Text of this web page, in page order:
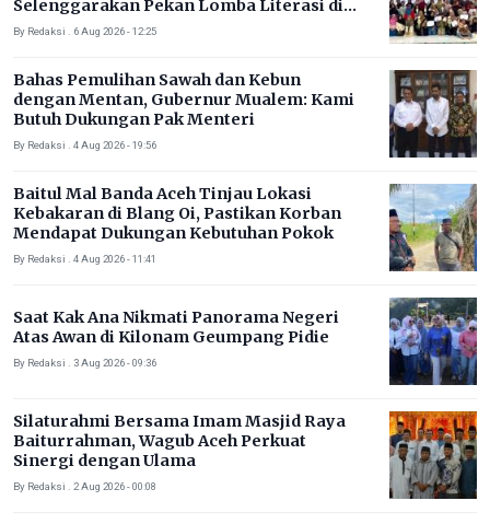
Selenggarakan Pekan Lomba Literasi di
Gampong Rhieng Blang
By Redaksi . 6 Aug 2026 - 12:25
Bahas Pemulihan Sawah dan Kebun
dengan Mentan, Gubernur Mualem: Kami
Butuh Dukungan Pak Menteri
By Redaksi . 4 Aug 2026 - 19:56
Baitul Mal Banda Aceh Tinjau Lokasi
Kebakaran di Blang Oi, Pastikan Korban
Mendapat Dukungan Kebutuhan Pokok
By Redaksi . 4 Aug 2026 - 11:41
Saat Kak Ana Nikmati Panorama Negeri
Atas Awan di Kilonam Geumpang Pidie
By Redaksi . 3 Aug 2026 - 09:36
Silaturahmi Bersama Imam Masjid Raya
Baiturrahman, Wagub Aceh Perkuat
Sinergi dengan Ulama
By Redaksi . 2 Aug 2026 - 00:08